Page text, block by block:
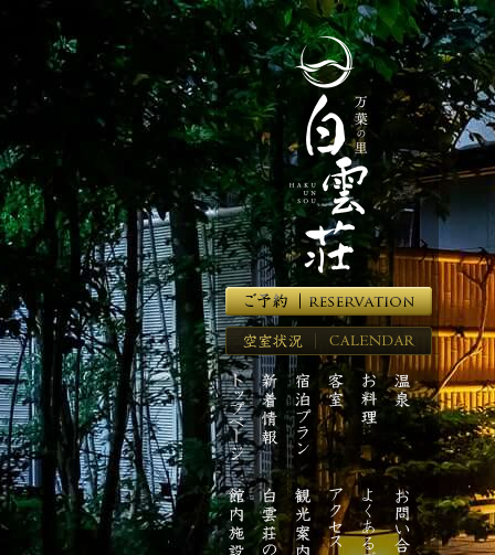
湯
河
温
泉
高
級
旅
館
【万
葉
の
里
白
雲
荘】
空
室
状
況
ト
ッ
プ
ペ
ー
ジ
新
着
情
報
宿
泊
プ
ラ
ン
客
室
お
料
理
温
泉
館
内
施
白
雲
荘
観
光
案
ア
ク
セ
よ
く
あ
お
問
い